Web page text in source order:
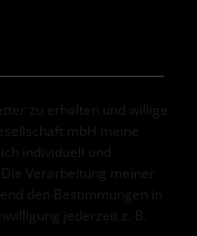
zu erhalten und willige
mbH meine
individuell und
Verarbeitung meiner
den Bestimmungen in
jederzeit z. B.